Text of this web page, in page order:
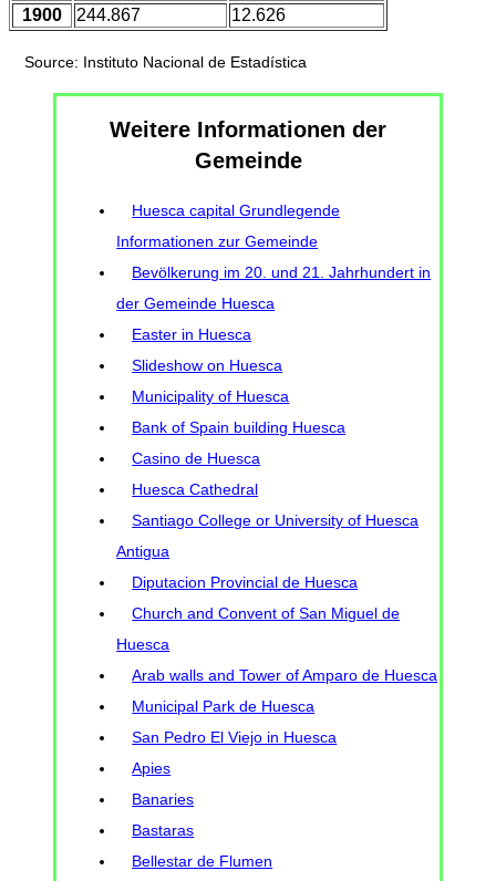
1900
244.867 12.626
Source: Instituto Nacional de Estadística
Weitere Informationen der
Gemeinde
Huesca capital Grundlegende
Informationen zur Gemeinde
Bevölkerung im 20. und 21. Jahrhundert in
der Gemeinde Huesca
Easter in Huesca
Slideshow on Huesca
Municipality of Huesca
Bank of Spain building Huesca
Casino de Huesca
Huesca Cathedral
Santiago College or University of Huesca
Antigua
Diputacion Provincial de Huesca
Church and Convent of San Miguel de
Huesca
Arab walls and Tower of Amparo de Huesca
Municipal Park de Huesca
San Pedro El Viejo in Huesca
Apies
Banaries
Bastaras
Bellestar de Flumen